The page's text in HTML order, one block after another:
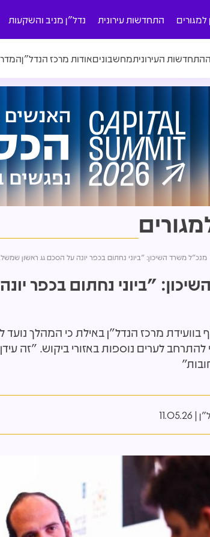
למגורים התחדשות עירונית נדל"ן מניב והשקעות
העירוניתמחשבוניםאודות מרכז הנדל"ן
מנכ"ל משרד השיכון: "ביוני נחתום בכפר יונה על הסכם גג ראשון
"ביוני נחתום בכפר
בוועידת מרכז הנדל"ן באילת כי המהלך
להתרחב לערים נוספות באזורי ביקוש. "זה
11.05.26
66 דירות חדשות ברובע 4 בתל אביב: יעז
בהשקעה של מיליארדים: אלו
שנבחרו לנהל את הקמת בית